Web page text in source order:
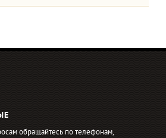
обращайтесь по телефонам,